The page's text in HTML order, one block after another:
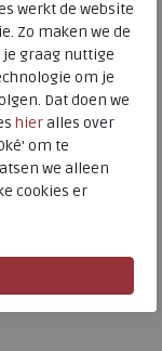
verzonden*
werkt de website
Zo maken we de
je graag nuttige
om je
Dat doen we
hieralles over
om te
we alleen
cookies er